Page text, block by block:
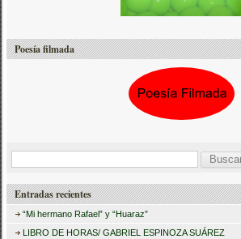
Poesía filmada
s
Entradas recientes
“Mi hermano Rafael” y “Huaraz”
LIBRO DE HORAS/ GABRIEL ESPINOZA SUÁREZ